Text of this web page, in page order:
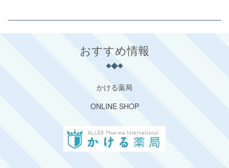
おすすめ情報
かける薬局
ONLINE SHOP